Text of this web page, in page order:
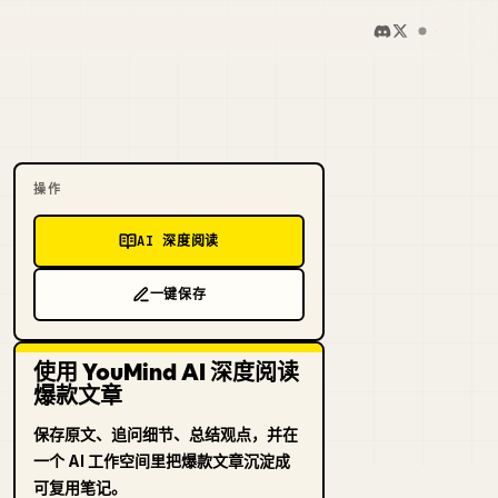
操作
AI 深度阅读
一键保存
使用 YouMind AI 深度阅读
爆款文章
保存原文、追问细节、总结观点，并在
一个 AI 工作空间里把爆款文章沉淀成
可复用笔记。